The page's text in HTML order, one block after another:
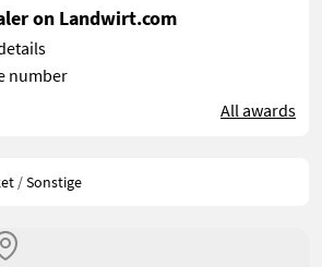
on Landwirt.com
number
All awards
/Sonstige